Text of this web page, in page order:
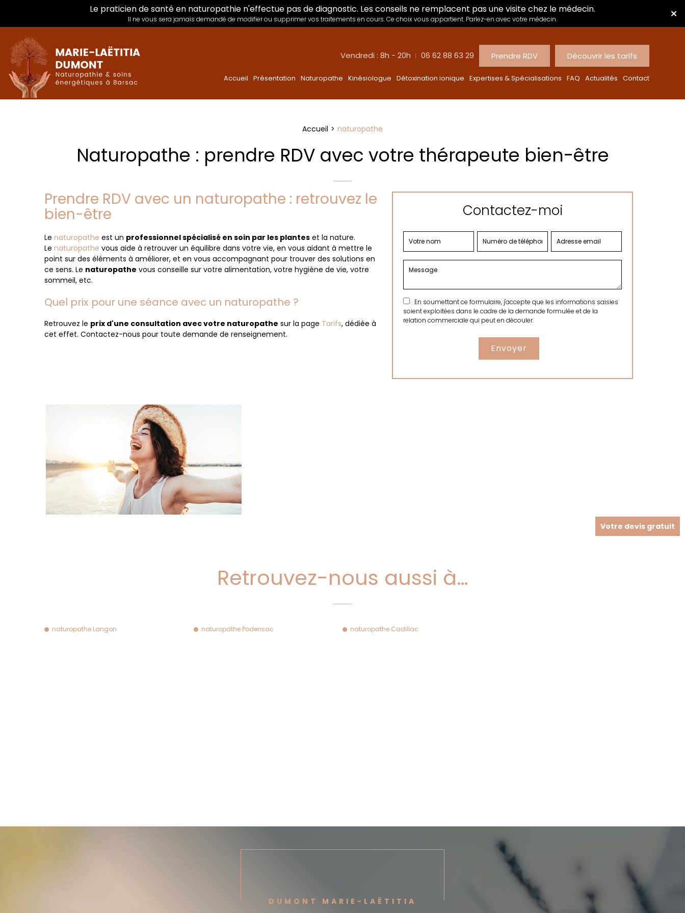
Le praticien de santé en naturopathie n'effectue pas de diagnostic. Les conseils ne remplacent pas une visite chez le médecin.
Il ne vous sera jamais demandé de modifier ou supprimer vos traitements en cours. Ce choix vous appartient. Parlez-en avec votre médecin. ×
Vendredi : 8h - 20h 06 62 88 63 29 Prendre RDV Découvrir les tarifs
Accueil Présentation Naturopathe Kinésiologue Détoxination ionique Expertises & Spécialisations FAQ Actualités Contact
Accueil naturopathe
Naturopathe : prendre RDV avec votre thérapeute bien-être
Prendre RDV avec un naturopathe : retrouvez le
bien-être
Le naturopathe est un professionnel spécialisé en soin par les plantes et la nature.
Le naturopathe vous aide à retrouver un équilibre dans votre vie, en vous aidant à mettre le
point sur des éléments à améliorer, et en vous accompagnant pour trouver des solutions en
ce sens. Le naturopathe vous conseille sur votre alimentation, votre hygiène de vie, votre
sommeil, etc.
Quel prix pour une séance avec un naturopathe ?
Retrouvez le prix d'une consultation avec votre naturopathe sur la page Tarifs, dédiée à
cet effet. Contactez-nous pour toute demande de renseignement.
Contactez-moi
En soumettant ce formulaire, j'accepte que les informations saisies
soient exploitées dans le cadre de la demande formulée et de la
relation commerciale qui peut en découler.
Retrouvez-nous aussi à…
naturopathe Langon naturopathe Podensac naturopathe Cadillac
Votre devis gratuit
DUMONT MARIE-LAËTITIA